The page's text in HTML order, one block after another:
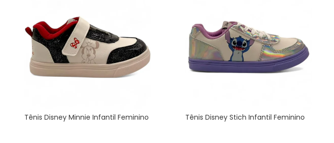
Tênis Disney Minnie Infantil Feminino Tênis Disney Stich Infantil Feminino